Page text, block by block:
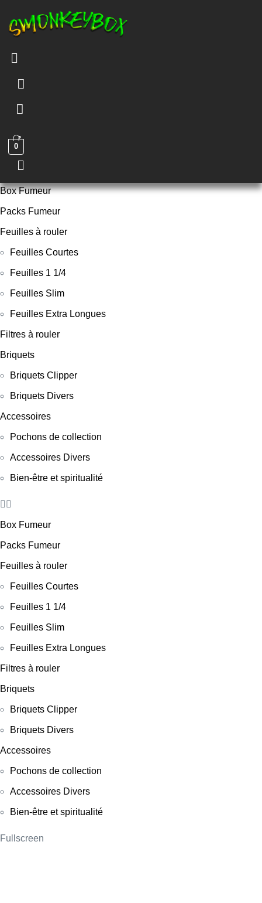
Menu
0
Menu
Box Fumeur
Packs Fumeur
Feuilles à rouler
Feuilles Courtes
Feuilles 1 1/4
Feuilles Slim
Feuilles Extra Longues
Filtres à rouler
Briquets
Briquets Clipper
Briquets Divers
Accessoires
Pochons de collection
Accessoires Divers
Bien-être et spiritualité
Box Fumeur
Packs Fumeur
Feuilles à rouler
Feuilles Courtes
Feuilles 1 1/4
Feuilles Slim
Feuilles Extra Longues
Filtres à rouler
Briquets
Briquets Clipper
Briquets Divers
Accessoires
Pochons de collection
Accessoires Divers
Bien-être et spiritualité
Fullscreen